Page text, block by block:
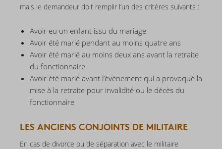
mais le demandeur doit remplir l’un des critères suivants :
Avoir eu un enfant issu du mariage
Avoir été marié pendant au moins quatre ans
Avoir été marié au moins deux ans avant la retraite
du fonctionnaire
Avoir été marié avant l’événement qui a provoqué la
mise à la retraite pour invalidité ou le décès du
fonctionnaire
LES ANCIENS CONJOINTS DE MILITAIRE
En cas de divorce ou de séparation avec le militaire